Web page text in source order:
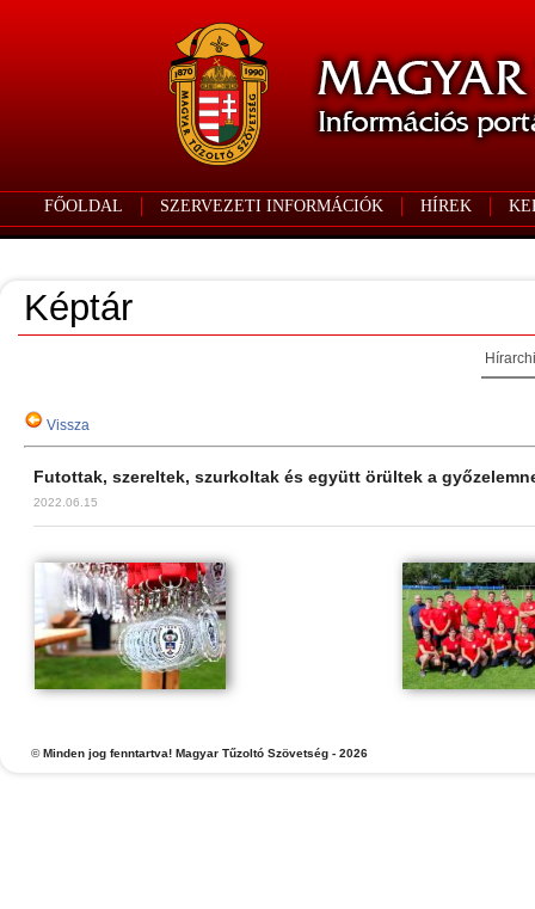
FŐOLDAL SZERVEZETI INFORMÁCIÓK HÍREK
Képtár
Vissza
Futottak, szereltek, szurkoltak és együtt örültek a
2022.06.15
©Minden jog fenntartva! Magyar Tűzoltó Szövetség - 2026